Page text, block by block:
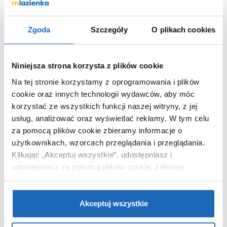
Zgoda Szczegóły O plikach cookies
Niniejsza strona korzysta z plików cookie
Na tej stronie korzystamy z oprogramowania i plików
cookie oraz innych technologii wydawców, aby móc
korzystać ze wszystkich funkcji naszej witryny, z jej
usług, analizować oraz wyświetlać reklamy. W tym celu
za pomocą plików cookie zbieramy informacje o
użytkownikach, wzorcach przeglądania i przeglądania.
Klikając „Akceptuj wszystkie”, udostępniasz i
udostępniasz za pomocą plików cookie, zebrane
informacje dla użytkowników zewnętrznych, a także nasi
partnerzy reklamowi.Jeśli chcesz, włącz „Tylko
wymagane pliki cookie”.Pamiętaj jednak, że
zablokowane niektóre pliki cookie mogą mieć wpływ na
Akceptuj wszystkie
Kolor
Wymiary z
opakowaniem
18 x 12 x 20 cm
KUPOWANE Z